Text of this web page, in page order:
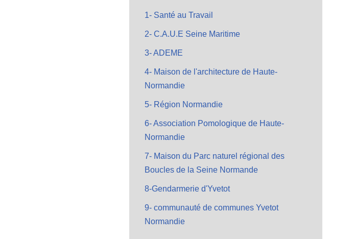
1- Santé au Travail
2- C.A.U.E Seine Maritime
3- ADEME
4- Maison de l'architecture de Haute-
Normandie
5- Région Normandie
6- Association Pomologique de Haute-
Normandie
7- Maison du Parc naturel régional des
Boucles de la Seine Normande
8-Gendarmerie d'Yvetot
9- communauté de communes Yvetot
Normandie